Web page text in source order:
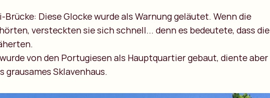
Brücke: Diese Glocke wurde als Warnung geläutet. Wenn die
versteckten sie sich schnell... denn es bedeutete, dass die
von den Portugiesen als Hauptquartier gebaut, diente aber
grausames Sklavenhaus.